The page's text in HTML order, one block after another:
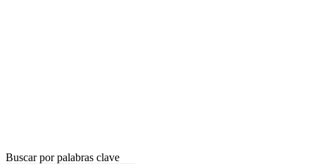
Buscar por palabras clave